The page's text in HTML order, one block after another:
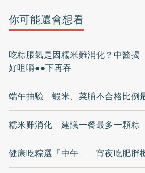
你可能還會想看
吃粽脹氣是因糯米難消化？中醫揭
好咀嚼●●下再吞
端午抽驗 蝦米、菜脯不合格比例
糯米難消化 建議一餐最多一顆粽
健康吃粽選「中午」 宵夜吃肥胖